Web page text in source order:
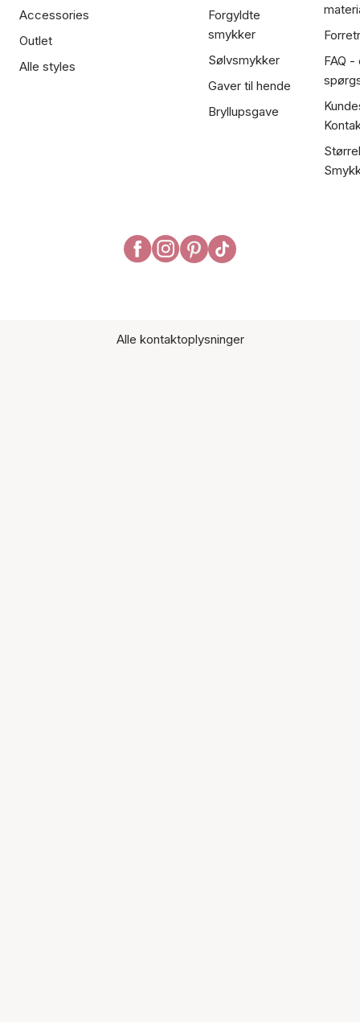
Accessories
Outlet
Alle styles
Forgyldte
smykker
Sølvsmykker
Gaver til hende
Bryllupsgave
FAQ
Alle kontaktoplysninger